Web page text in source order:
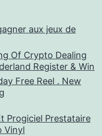
aux jeux de
Of Crypto Dealing
Register & Win
Free Reel . New
Progiciel Prestataire
Vinyl